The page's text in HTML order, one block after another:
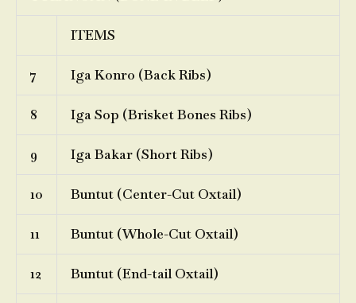
ITEMS
7 Iga Konro (Back Ribs)
8 Iga Sop (Brisket Bones Ribs)
9 Iga Bakar (Short Ribs)
10 Buntut (Center-Cut Oxtail)
11 Buntut (Whole-Cut Oxtail)
12 Buntut (End-tail Oxtail)